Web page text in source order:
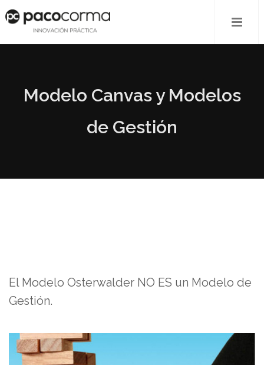
Modelo Canvas y Modelos
de Gestión
El Modelo Osterwalder NO ES un Modelo de
Gestión.